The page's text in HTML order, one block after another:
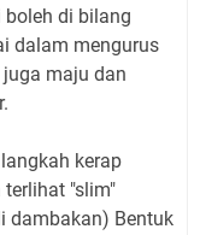
di bilang
dalam mengurus
maju dan
kerap
"slim"
dambakan) Bentuk